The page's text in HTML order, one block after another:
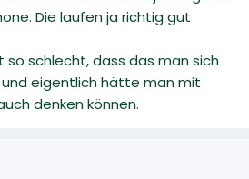
Die laufen ja richtig gut
so schlecht, dass das man sich
eigentlich hätte man mit
denken können.